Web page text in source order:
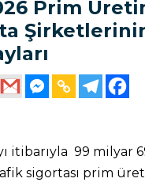
Prim
itibarıyla 99 milyar
sigortası prim